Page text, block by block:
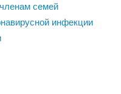
семей
инфекции